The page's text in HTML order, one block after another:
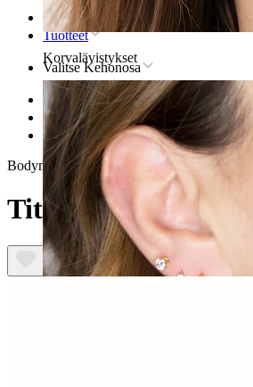
Korvalävistykset
Etusivu
Tuotteet
Valitse Kehonosa
Huuli
Titaaniset huulilävistyskorut
Titaaninen bananabelli helmillä
Bodymod Trend
Titaaninen